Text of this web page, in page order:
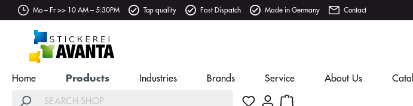
Mo – Fr >> 10 AM – 5:30PM Top quality Fast Dispatch Made in Germany Contact
Home Products Industries Brands Service About Us